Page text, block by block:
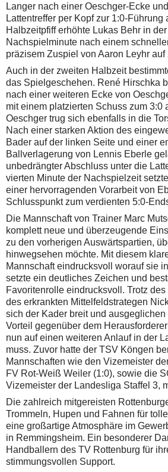
Langer nach einer Oeschger-Ecke
Lattentreffer per Kopf zur 1:0-Führung
Halbzeitpfiff erhöhte Lukas Behr in
Nachspielminute nach einem
präzisem Zuspiel von Aaron Leyhr auf
Auch in der zweiten Halbzeit
das Spielgeschehen. René Hirschka
nach einer weiteren Ecke von
mit einem platzierten Schuss zum 3:0
Oeschger trug sich ebenfalls in die
Nach einer starken Aktion des
Bader auf der linken Seite und einer
Ballverlagerung von Lennis Eberle
unbedrängter Abschluss unter die
vierten Minute der Nachspielzeit
einer hervorragenden Vorarbeit von
Schlusspunkt zum verdienten 5:0-
Die Mannschaft von Trainer Marc
komplett neue und überzeugende
zu den vorherigen Auswärtspartien,
hinwegsehen möchte. Mit diesem
Mannschaft eindrucksvoll worauf sie
setzte ein deutliches Zeichen und
Favoritenrolle eindrucksvoll. Trotz
des erkrankten Mittelfeldstrategen
sich der Kader breit und
Vorteil gegenüber dem
nun auf einen weiteren Anlauf in der
muss. Zuvor hatte der TSV Köngen
Mannschaften wie den Vizemeister
FV Rot-Weiß Weiler (1:0), sowie die
Vizemeister der Landesliga Staffel 3,
Die zahlreich mitgereisten
Trommeln, Hupen und Fahnen für
eine großartige Atmosphäre im
in Remmingsheim. Ein besonderer
Handballern des TV Rottenburg für
stimmungsvollen Support.